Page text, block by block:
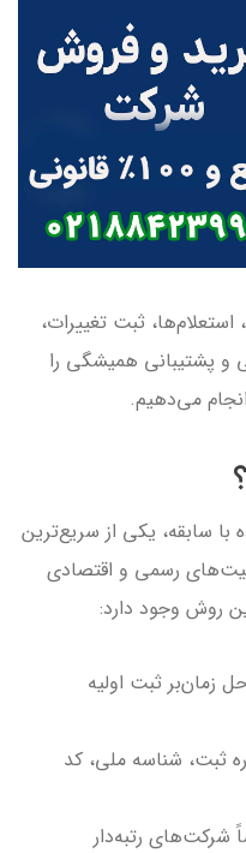
استعلام‌ها، ثبت تغییرات،
و پشتیبانی همیشگی را
می‌دهیم.
سابقه، یکی از سریع‌ترین
رسمی و اقتصادی
روش وجود دارد:
زمان‌بر ثبت اولیه
ثبت، شناسه ملی، کد
شرکت‌های رتبه‌دار